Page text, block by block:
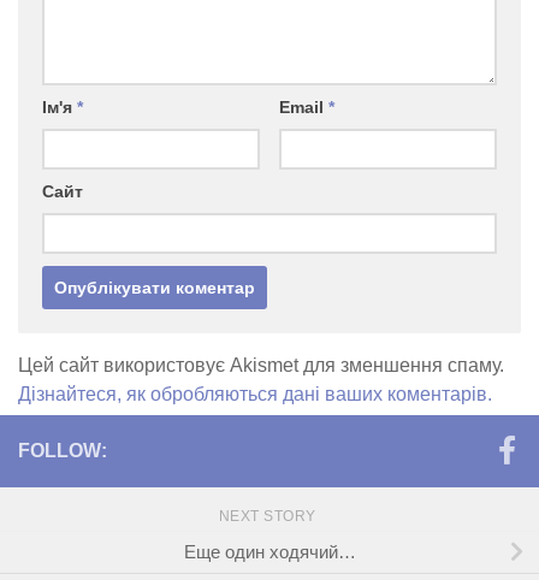
Ім'я * Email *
Сайт
Цей сайт використовує Akismet для зменшення спаму.
Дізнайтеся, як обробляються дані ваших коментарів.
FOLLOW:
NEXT STORY
Еще один ходячий…